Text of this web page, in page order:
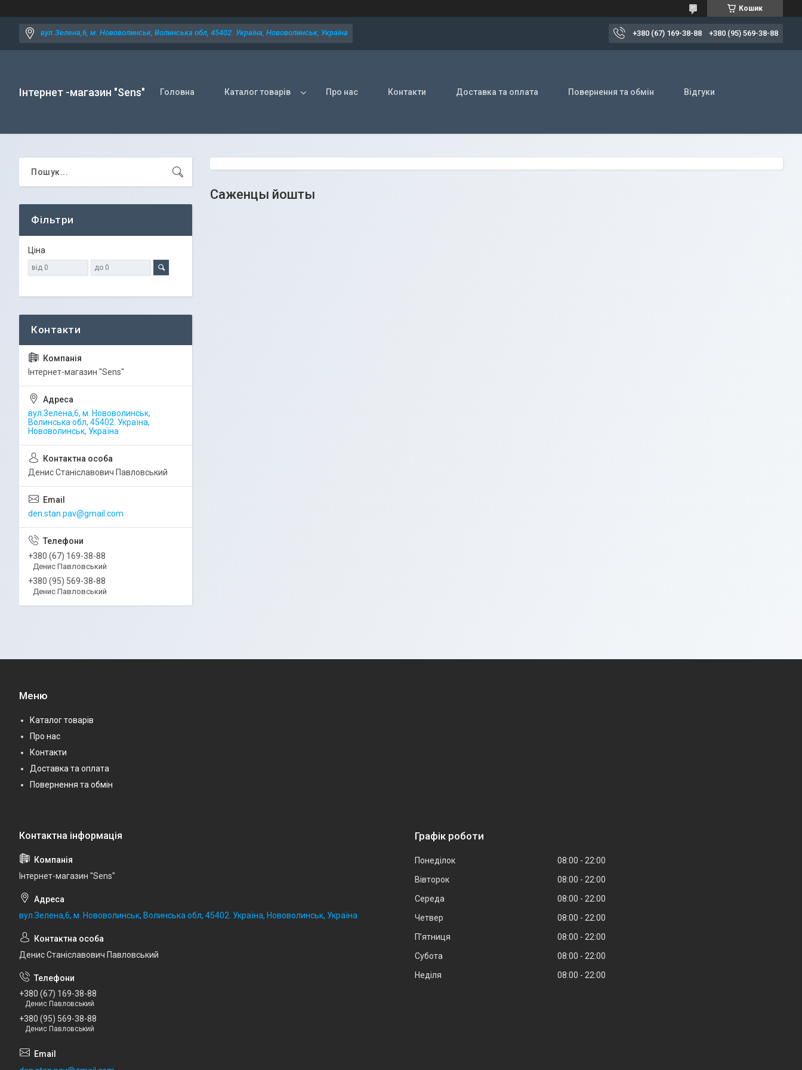
Кошик
вул.Зелена,6, м. Нововолинськ, Волинська обл, 45402. Україна, Нововолинськ, Україна +380 (67) 169-38-88 +380 (95) 569-38-88
Інтернет -магазин "Sens" Головна Каталог товарів Про нас Контакти Доставка та оплата Повернення та обмін Відгуки
Саженцы йошты
Фільтри
Ціна
Iнтернет-магазин "Sens"
вул.Зелена,6, м. Нововолинськ,
Волинська обл, 45402. Україна,
Нововолинськ, Україна
Денис Станіславович Павловський
den.stan.pav@gmail.com
+380 (67) 169-38-88
Денис Павловський
+380 (95) 569-38-88
Денис Павловський
Меню
Каталог товарів
Про нас
Контакти
Доставка та оплата
Повернення та обмін
Iнтернет-магазин "Sens"
вул.Зелена,6, м. Нововолинськ, Волинська обл, 45402. Україна, Нововолинськ, Україна
Денис Станіславович Павловський
+380 (67) 169-38-88
Денис Павловський
+380 (95) 569-38-88
Денис Павловський
Графік роботи
Понеділок 08:00
22:00
Вівторок
08:00
22:00
Середа
08:00
22:00
Четвер
08:00
22:00
Пʼятниця
08:00
22:00
Субота
08:00
22:00
Неділя
08:00 22:00